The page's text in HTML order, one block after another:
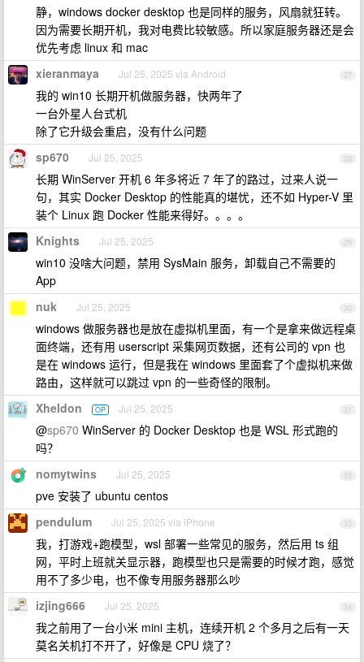
静，windows docker desktop 也是同样的服务，风扇就狂转。
因为需要长期开机，我对电费比较敏感。所以家庭服务器还是会
优先考虑 linux 和 mac
27
xieranmaya Jul 25, 2025 via Android
我的 win10 长期开机做服务器，快两年了
一台外星人台式机
除了它升级会重启，没有什么问题
28
sp670 Jul 25, 2025
长期 WinServer 开机 6 年多将近 7 年了的路过，过来人说一
句，其实 Docker Desktop 的性能真的堪忧，还不如 Hyper-V 里
装个 Linux 跑 Docker 性能来得好。。。。
29
Knights Jul 25, 2025
win10 没啥大问题，禁用 SysMain 服务，卸载自己不需要的
App
30
nuk Jul 25, 2025
windows 做服务器也是放在虚拟机里面，有一个是拿来做远程桌
面终端，还有用 userscript 采集网页数据，还有公司的 vpn 也
是在 windows 运行，但是我在 windows 里面套了个虚拟机来做
路由，这样就可以跳过 vpn 的一些奇怪的限制。
31
Xheldon OP Jul 25, 2025
@sp670 WinServer 的 Docker Desktop 也是 WSL 形式跑的
吗？
32
nomytwins Jul 25, 2025
pve 安装了 ubuntu centos
33
pendulum Jul 25, 2025 via iPhone
我，打游戏+跑模型，wsl 部署一些常见的服务，然后用 ts 组
网，平时上班就关显示器，跑模型也只是需要的时候才跑，感觉
用不了多少电，也不像专用服务器那么吵
34
izjing666 Jul 25, 2025
我之前用了一台小米 mini 主机，连续开机 2 个多月之后有一天
莫名关机打不开了，好像是 CPU 烧了？